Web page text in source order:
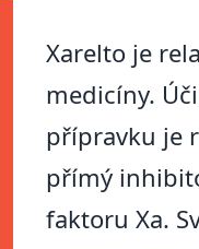
Xarelto je
medicíny.
přípravku je
přímý
faktoru Xa.